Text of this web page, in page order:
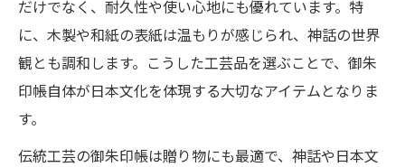
だけでなく、耐久性や使い心地にも優れています。特
に、木製や和紙の表紙は温もりが感じられ、神話の世界
観とも調和します。こうした工芸品を選ぶことで、御朱
印帳自体が日本文化を体現する大切なアイテムとなりま
す。
伝統工芸の御朱印帳は贈り物にも最適で、神話や日本文